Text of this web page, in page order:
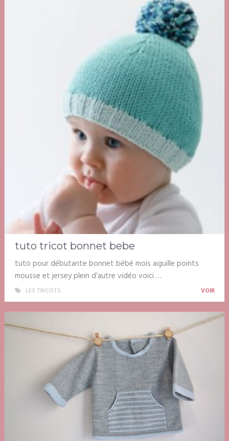
tuto tricot bonnet bebe
tuto pour débutante bonnet bébé mois aiguille points
mousse et jersey plein d’autre vidéo voici …
LES TRICOTS VOIR